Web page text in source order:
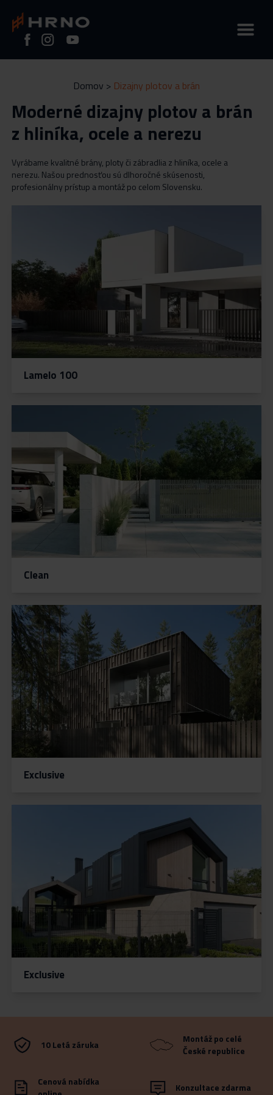
O nás
Realizace
Blog
Naše služby
PLOTY NA MIERU
VSTUPNÉ A POSUVNÉ BRÁNY
ZABRADLIA NA MIERU
DEVELOPERSKÉ PROJEKTY
Konfigurátor
Domov > Dizajny plotov a brán
Moderné dizajny plotov a brán
z hliníka, ocele a nerezu
Vyrábame kvalitné brány, ploty či zábradlia z hliníka, ocele a
nerezu. Našou prednosťou sú dlhoročné skúsenosti,
profesionálny prístup a montáž po celom Slovensku.
Lamelo 100
Clean
Exclusive
Exclusive
10 Letá záruka
Montáž po celé
České republice
Cenová nabídka
Konzultace zdarma